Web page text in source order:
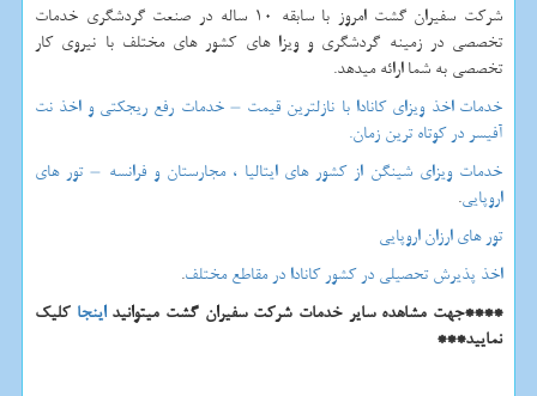
شرکت سفیران گشت امروز با سابقه 10 ساله در صنعت گردشگری خدمات
تخصصی در زمینه گردشگری و ویزا های کشور های مختلف با نیروی کار
تخصصی به شما ارائه میدهد.
خدمات اخذ ویزای کانادا با نازلترین قیمت – خدمات رفع ریجکتی و اخذ نت
آفیسر در کوتاه ترین زمان.
خدمات ویزای شینگن از کشور های ایتالیا ، مجارستان و فرانسه – تور های
اروپایی.
تور های ارزان اروپایی
اخذ پذیرش تحصیلی در کشور کانادا در مقاطع مختلف.
****جهت مشاهده سایر خدمات شرکت سفیران گشت میتوانیداینجا کلیک
نمایید***